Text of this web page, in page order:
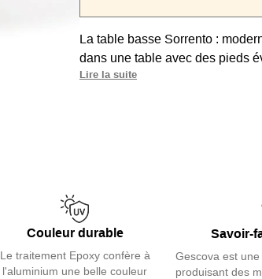
La table basse Sorrento :
dans une table avec des pieds
2 coloris au choix.
Lire la suite
Couleur durable
Le traitement Epoxy confère à
l'aluminium une belle couleur
Savoir-
Gescova est
produisant des